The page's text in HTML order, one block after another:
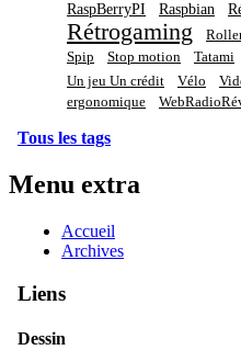
RaspBerryPI Raspbian
Rétrogaming
Spip
Stop motion Tatami
Un jeu Un crédit Vélo
ergonomique
Tous les tags
Menu extra
Accueil
Archives
Liens
Dessin